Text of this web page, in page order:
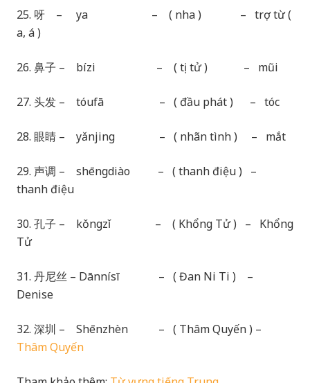
25. 呀 – ya – ( nha ) – trợ từ (
a, á )
26. 鼻子 – bízi – ( tị tử ) – mũi
27. 头发 – tóufā – ( đầu phát ) – tóc
28. 眼睛 – yǎnjing – ( nhãn tình ) – mắt
29. 声调 – shēngdiào – ( thanh điệu ) –
thanh điệu
30. 孔子 – kǒngzǐ – ( Khổng Tử ) – Khổng
Tử
31. 丹尼丝 – Dānnísī – ( Đan Ni Ti ) –
Denise
32. 深圳 – Shēnzhèn – ( Thâm Quyến ) –
Thâm Quyến